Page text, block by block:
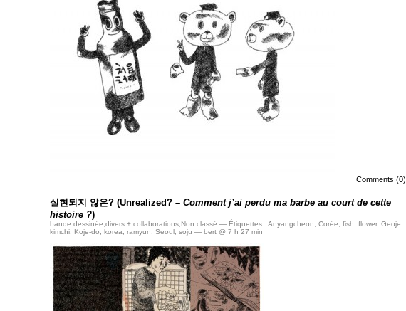
Comments (0)
실현되지 않은? (Unrealized? – Comment j’ai perdu ma barbe au court de cette
histoire ?)
bande dessinée divers + collaborations Non classé — Étiquettes : Anyangcheon Corée fish flower, Geoje
kimchi
Koje-do korea ramyun Seoul soju — bert @ 7 h 27 min